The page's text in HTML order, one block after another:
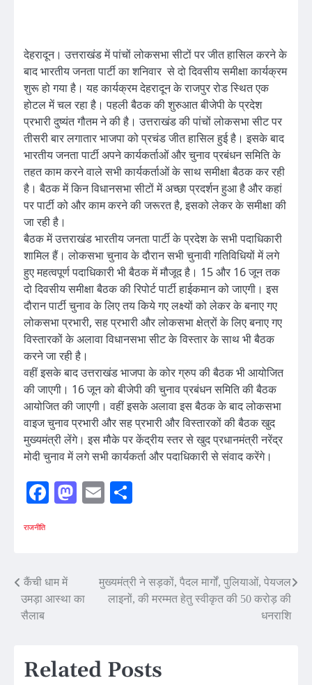
देहरादून। उत्तराखंड में पांचों लोकसभा सीटों पर जीत हासिल करने के
बाद भारतीय जनता पार्टी का शनिवार से दो दिवसीय समीक्षा कार्यक्रम
शुरू हो गया है। यह कार्यक्रम देहरादून के राजपुर रोड स्थित एक
होटल में चल रहा है। पहली बैठक की शुरुआत बीजेपी के प्रदेश
प्रभारी दुष्यंत गौतम ने की है। उत्तराखंड की पांचों लोकसभा सीट पर
तीसरी बार लगातार भाजपा को प्रचंड जीत हासिल हुई है। इसके बाद
भारतीय जनता पार्टी अपने कार्यकर्ताओं और चुनाव प्रबंधन समिति के
तहत काम करने वाले सभी कार्यकर्ताओं के साथ समीक्षा बैठक कर रही
है। बैठक में किन विधानसभा सीटों में अच्छा प्रदर्शन हुआ है और कहां
पर पार्टी को और काम करने की जरूरत है, इसको लेकर के समीक्षा की
जा रही है।
बैठक में उत्तराखंड भारतीय जनता पार्टी के प्रदेश के सभी पदाधिकारी
शामिल हैं। लोकसभा चुनाव के दौरान सभी चुनावी गतिविधियों में लगे
हुए महत्वपूर्ण पदाधिकारी भी बैठक में मौजूद है। 15 और 16 जून तक
दो दिवसीय समीक्षा बैठक की रिपोर्ट पार्टी हाईकमान को जाएगी। इस
दौरान पार्टी चुनाव के लिए तय किये गए लक्ष्यों को लेकर के बनाए गए
लोकसभा प्रभारी, सह प्रभारी और लोकसभा क्षेत्रों के लिए बनाए गए
विस्तारकों के अलावा विधानसभा सीट के विस्तार के साथ भी बैठक
करने जा रही है।
वहीं इसके बाद उत्तराखंड भाजपा के कोर ग्रुप की बैठक भी आयोजित
की जाएगी। 16 जून को बीजेपी की चुनाव प्रबंधन समिति की बैठक
आयोजित की जाएगी। वहीं इसके अलावा इस बैठक के बाद लोकसभा
वाइज चुनाव प्रभारी और सह प्रभारी और विस्तारकों की बैठक खुद
मुख्यमंत्री लेंगे। इस मौके पर केंद्रीय स्तर से खुद प्रधानमंत्री नरेंद्र
मोदी चुनाव में लगे सभी कार्यकर्ता और पदाधिकारी से संवाद करेंगे।
Facebook
Mastodon
Email
राजनीति
Post
navigation
कैंची धाम में
उमड़ा आस्था का
सैलाब
मुख्यमंत्री ने सड़कों, पैदल मार्गों, पुलियाओं, पेयजल
लाइनों, की मरम्मत हेतु स्वीकृत की 50 करोड़ की
धनराशि
Related Posts